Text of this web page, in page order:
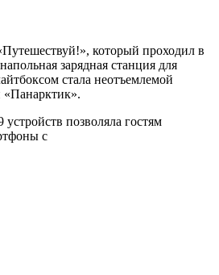
который проходил в
зарядная станция для
стала неотъемлемой
«Панарктик».
позволяла гостям
с